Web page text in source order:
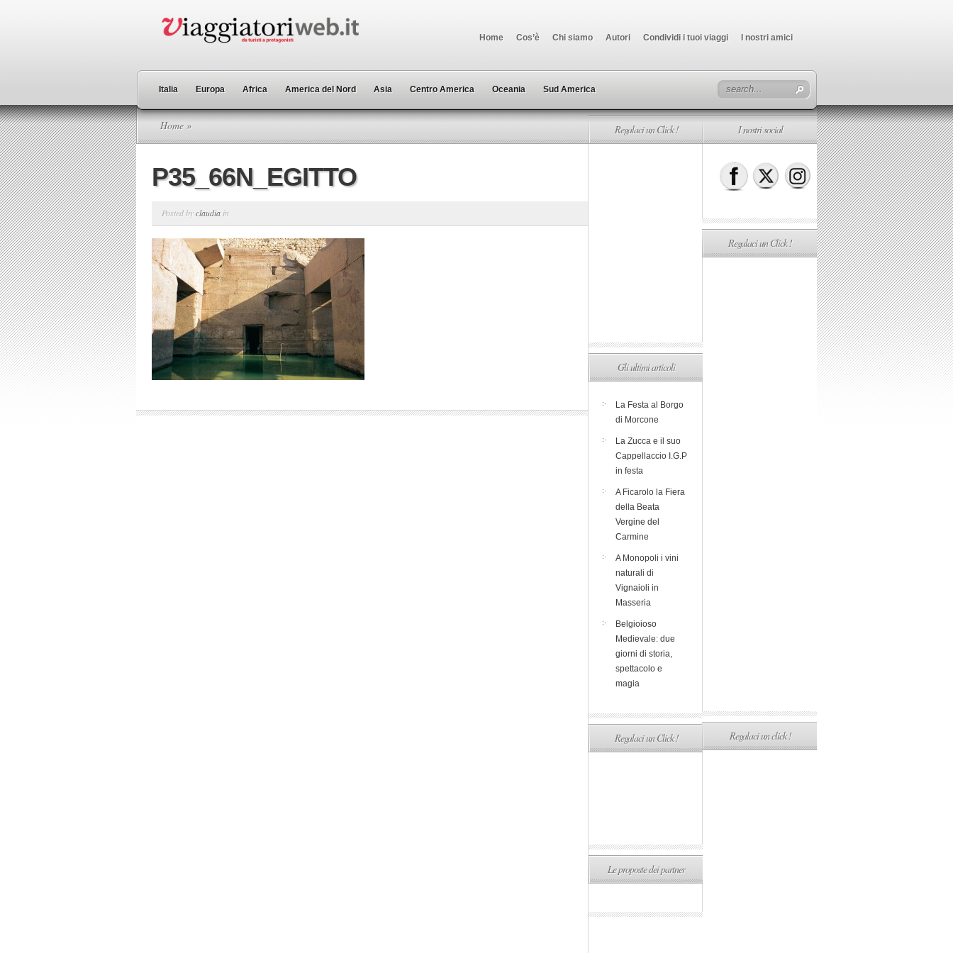
Home Cos’è Chi siamo Autori Condividi i tuoi viaggi I nostri amici
Italia Europa Africa America del Nord Asia Centro America Oceania Sud America
Home »
P35_66N_EGITTO
Posted byclaudia in
Regalaci un Click !
Gli ultimi articoli
La Festa al Borgo
di Morcone
La Zucca e il suo
Cappellaccio I.G.P
in festa
A Ficarolo la Fiera
della Beata
Vergine del
Carmine
A Monopoli i vini
naturali di
Vignaioli in
Masseria
Belgioioso
Medievale: due
giorni di storia,
spettacolo e
magia
Regalaci un Click !
Le proposte dei partner
I nostri social
Regalaci un Click !
Regalaci un click !